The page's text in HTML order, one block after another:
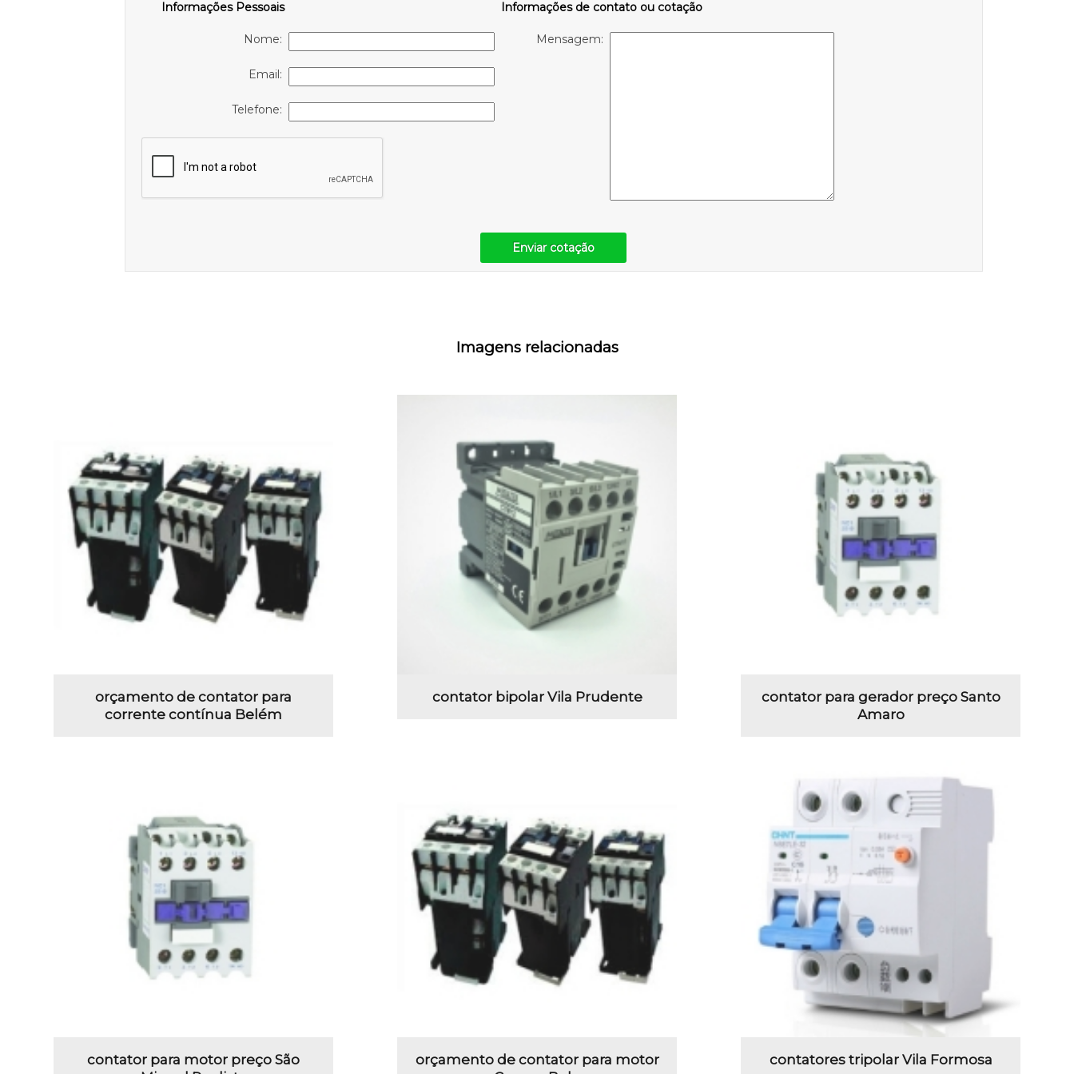
Informações Pessoais
Nome:
Email:
Telefone:
Informações de contato ou cotação
Mensagem:
Enviar cotação
Imagens relacionadas
orçamento de contator para
corrente contínua Belém
contator bipolar Vila Prudente
contator para gerador preço Santo
Amaro
contator para motor preço São
orçamento de contator para motor
contatores tripolar Vila Formosa